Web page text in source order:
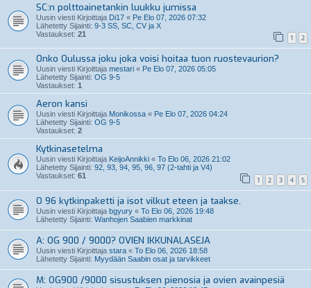
SC:n polttoainetankin luukku jumissa
Uusin viesti Kirjoittaja Di17 « Pe Elo 07, 2026 07:32
Lähetetty Sijainti: 9-3 SS, SC, CV ja X
Vastaukset: 21 1 2
Onko Oulussa joku joka voisi hoitaa tuon ruostevaurion?
Uusin viesti Kirjoittaja mestari « Pe Elo 07, 2026 05:05
Lähetetty Sijainti: OG 9-5
Vastaukset: 1
Aeron kansi
Uusin viesti Kirjoittaja Monikossa « Pe Elo 07, 2026 04:24
Lähetetty Sijainti: OG 9-5
Vastaukset: 2
Kytkinasetelma
Uusin viesti Kirjoittaja KeijoAnnikki « To Elo 06, 2026 21:02
Lähetetty Sijainti: 92, 93, 94, 95, 96, 97 (2-tahti ja V4)
Vastaukset: 61 1 2 3 4 5
O 96 kytkinpaketti ja isot vilkut eteen ja taakse.
Uusin viesti Kirjoittaja bgyury « To Elo 06, 2026 19:48
Lähetetty Sijainti: Wanhojen Saabien markkinat
A: OG 900 / 9000? OVIEN IKKUNALASEJA
Uusin viesti Kirjoittaja stara « To Elo 06, 2026 18:58
Lähetetty Sijainti: Myydään Saabin osat ja tarvikkeet
M: OG900 /9000 sisustuksen pienosia ja ovien avainpesiä